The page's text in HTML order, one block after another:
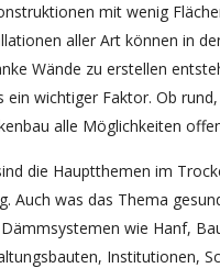
mit wenig
aller Art können in
Wände zu erstellen
wichtiger Faktor. Ob
alle Möglichkeiten
die Hauptthemen im
Auch was das Thema
wie Hanf,
Institutionen,